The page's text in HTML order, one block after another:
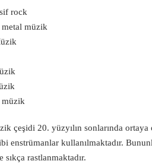
rock
müzik
çeşidi 20. yüzyılın sonlarında
enstrümanlar kullanılmaktadır.
sıkça rastlanmaktadır.